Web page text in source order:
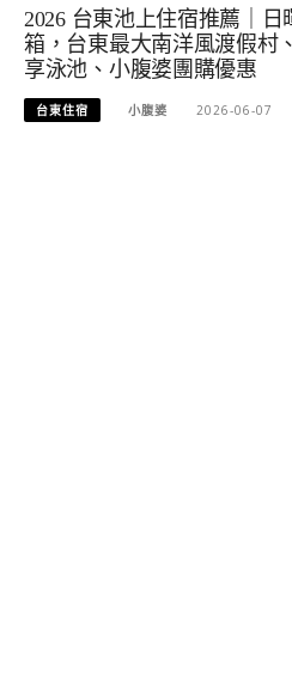
2026 台東池上住宿推薦｜
箱，台東最大南洋風渡假村
享泳池、小腹婆團購優惠
台東住宿 小腹婆 2026-06-07